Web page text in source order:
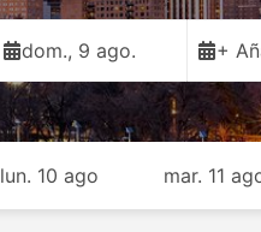
dom., 9 ago. +
lun. 10 ago mar. 11